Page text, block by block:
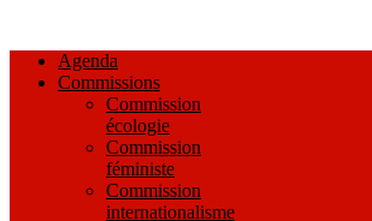
Agenda
Commissions
Commission
écologie
Commission
féministe
Commission
internationalisme